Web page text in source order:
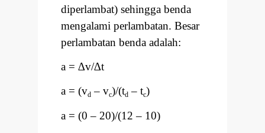
diperlambat) sehingga benda
mengalami perlambatan. Besar
perlambatan benda adalah:
a = ∆v/∆t
a = (vd – vc)/(td – tc)
a = (0 – 20)/(12 – 10)